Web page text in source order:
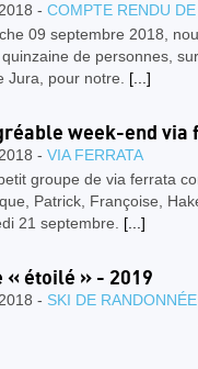
- COMPTE RENDU
09 septembre 2018,
de personnes,
Jura, pour notre. [...]
week-end via
- VIA FERRATA
groupe de via ferrata
Patrick, Françoise,
21 septembre. [...]
« étoilé » - 2019
- SKI DE RANDONNÉE